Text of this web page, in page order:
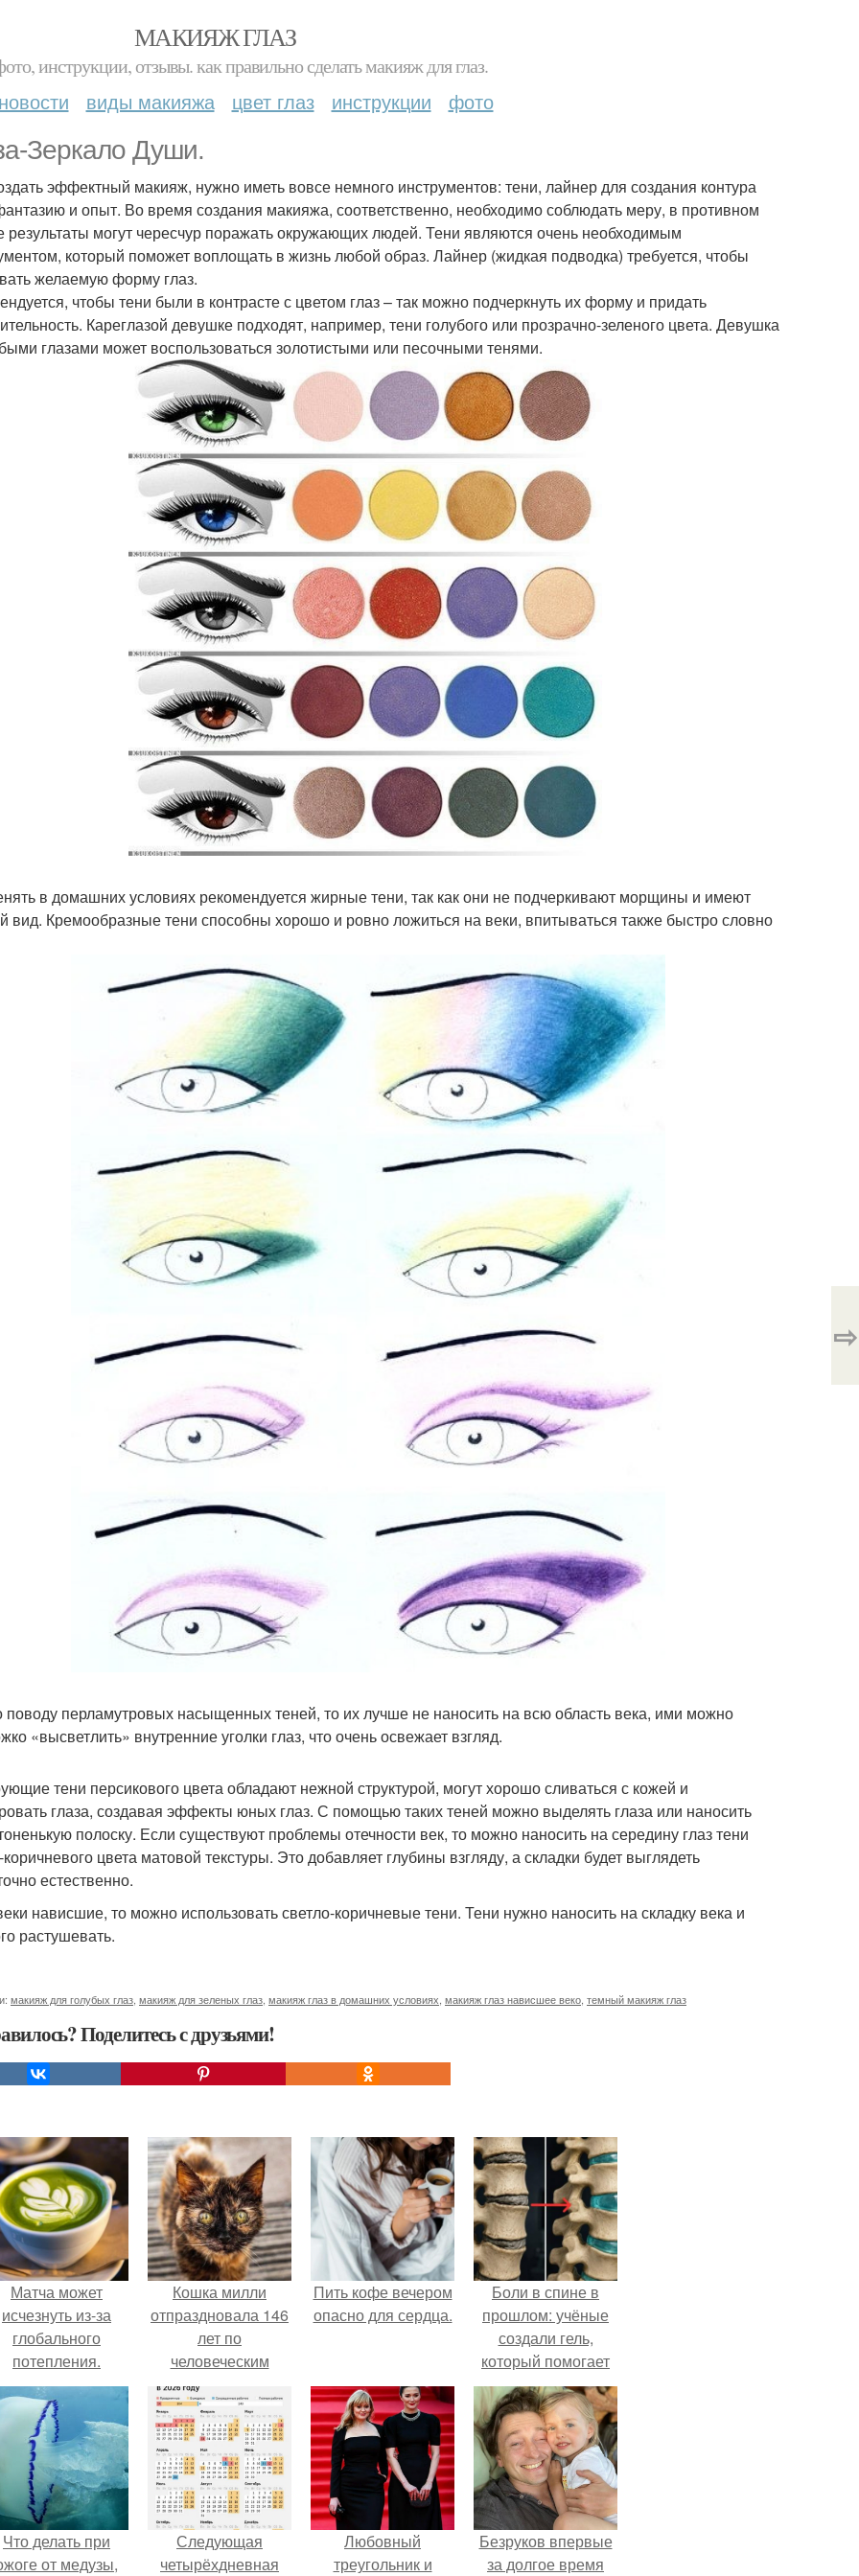
МАКИЯЖ ГЛАЗ
инструкции, отзывы. как правильно сделать макияж для глаз.
новости виды макияжа цвет глаз инструкции фото
Зеркало Души.
эффектный макияж, нужно иметь вовсе немного инструментов: тени, лайнер для создания контура
и опыт. Во время создания макияжа, соответственно, необходимо соблюдать меру, в противном
результаты могут чересчур поражать окружающих людей. Тени являются очень необходимым
который поможет воплощать в жизнь любой образ. Лайнер (жидкая подводка) требуется, чтобы
желаемую форму глаз.
чтобы тени были в контрасте с цветом глаз – так можно подчеркнуть их форму и придать
Кареглазой девушке подходят, например, тени голубого или прозрачно-зеленого цвета. Девушка
глазами может воспользоваться золотистыми или песочными тенями.
в домашних условиях рекомендуется жирные тени, так как они не подчеркивают морщины и имеют
вид. Кремообразные тени способны хорошо и ровно ложиться на веки, впитываться также быстро словно
поводу перламутровых насыщенных теней, то их лучше не наносить на всю область века, ими можно
«высветлить» внутренние уголки глаз, что очень освежает взгляд.
тени персикового цвета обладают нежной структурой, могут хорошо сливаться с кожей и
глаза, создавая эффекты юных глаз. С помощью таких теней можно выделять глаза или наносить
полоску. Если существуют проблемы отечности век, то можно наносить на середину глаз тени
цвета матовой текстуры. Это добавляет глубины взгляду, а складки будет выглядеть
естественно.
нависшие, то можно использовать светло-коричневые тени. Тени нужно наносить на складку века и
растушевать.
макияж для голубых глаз макияж для зеленых глаз макияж глаз в домашних условиях макияж глаз нависшее веко темный макияж глаз
Поделитесь с друзьями!
⇨
Матча может
исчезнуть из-за
глобального
потепления.
Кошка милли
отпраздновала 146
лет по
человеческим
Меркам и
претендует на
звание самой
старой в мире.
Пить кофе вечером
опасно для сердца.
Боли в спине в
прошлом: учёные
создали гель,
который помогает
восстанавливать
межпозвоночные
диски.
Что делать при
от медузы,
Следующая
четырёхдневная
Любовный
треугольник и
Безруков впервые
за долгое время